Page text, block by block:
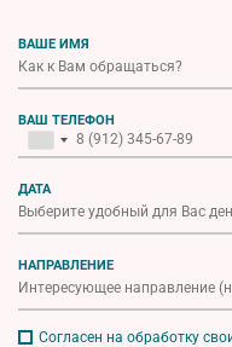
ВАШЕ ИМЯ
ВАШ ТЕЛЕФОН
ДАТА
НАПРАВЛЕНИЕ
Согласен на обработку